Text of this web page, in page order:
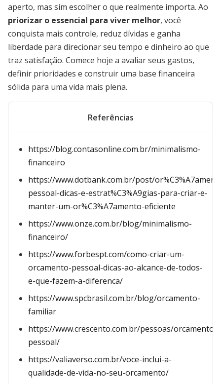
aperto, mas sim escolher o que realmente importa. Ao
priorizar o essencial para viver melhor, você
conquista mais controle, reduz dívidas e ganha
liberdade para direcionar seu tempo e dinheiro ao que
traz satisfação. Comece hoje a avaliar seus gastos,
definir prioridades e construir uma base financeira
sólida para uma vida mais plena.
Referências
https://blog.contasonline.com.br/minimalismo-
financeiro
https://www.dotbank.com.br/post/
pessoal-dicas-e-estrat%C3%A9gias-para-criar-e-
manter-um-or%C3%A7amento-eficiente
https://www.onze.com.br/blog/minimalismo-
financeiro/
https://www.forbespt.com/como-criar-um-
orcamento-pessoal-dicas-ao-alcance-de-todos-
e-que-fazem-a-diferenca/
https://www.spcbrasil.com.br/blog/orcamento-
familiar
https://www.crescento.com.br/pessoas/orcamento-
pessoal/
https://valiaverso.com.br/voce-inclui-a-
qualidade-de-vida-no-seu-orcamento/